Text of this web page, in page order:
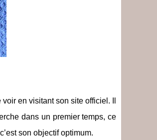
en visitant son site officiel. Il
dans un premier temps, ce
son objectif optimum.